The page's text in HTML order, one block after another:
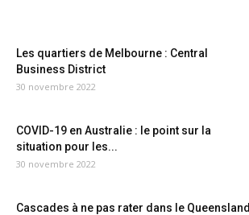
Les quartiers de Melbourne : Central
Business District
30 novembre 2022
COVID-19 en Australie : le point sur la
situation pour les...
30 novembre 2022
Cascades à ne pas rater dans le Queensland